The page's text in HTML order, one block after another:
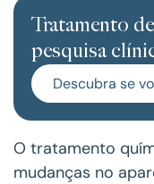
Tratamento
pesquisa
Descubra se
O tratamento
mudanças no